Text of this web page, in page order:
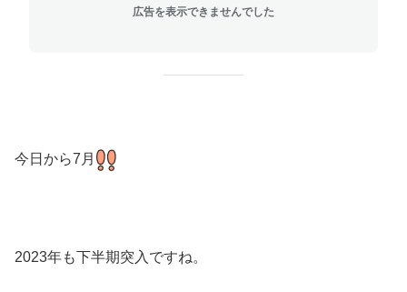
広告を表示できませんでした
今日から7月
2023年も下半期突入ですね。